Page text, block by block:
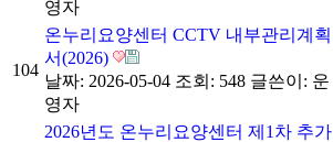
영자
104
온누리요양센터 CCTV 내부관리계획
서(2026)
날짜: 2026-05-04 조회: 548 글쓴이: 운
영자
2026년도 온누리요양센터 제1차 추가